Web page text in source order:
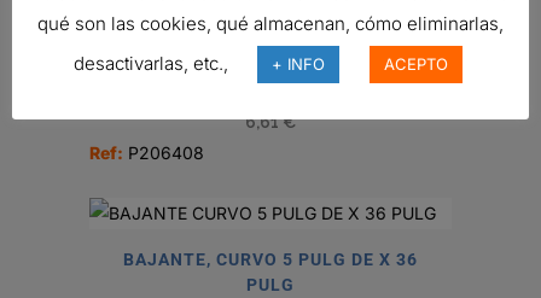
ABRAZADERA, PERNO U 3.25 PULG
6,61€
Ref: P206408
BAJANTE, CURVO 5 PULG DE X 36
PULG
qué son las cookies, qué almacenan, cómo eliminarlas,
desactivarlas, etc.,
+ INFO ACEPTO